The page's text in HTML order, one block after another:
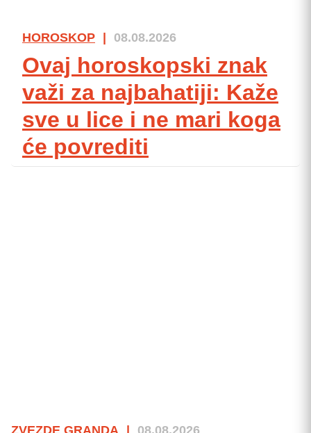
HOROSKOP 08.08.2026
Ovaj horoskopski znak
važi za najbahatiji: Kaže
sve u lice i ne mari koga
će povrediti
ZVEZDE GRANDA | 08.08.2026